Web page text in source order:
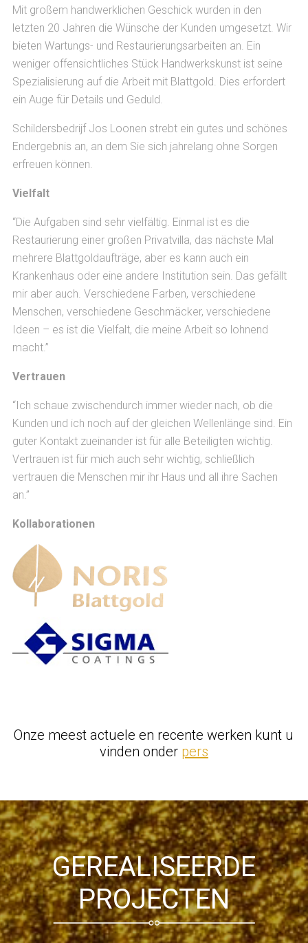
Mit großem handwerklichen Geschick wurden in den
letzten 20 Jahren die Wünsche der Kunden umgesetzt. Wir
bieten Wartungs- und Restaurierungsarbeiten an. Ein
weniger offensichtliches Stück Handwerkskunst ist seine
Spezialisierung auf die Arbeit mit Blattgold. Dies erfordert
ein Auge für Details und Geduld.
Schildersbedrijf Jos Loonen strebt ein gutes und schönes
Endergebnis an, an dem Sie sich jahrelang ohne Sorgen
erfreuen können.
Vielfalt
“Die Aufgaben sind sehr vielfältig. Einmal ist es die
Restaurierung einer großen Privatvilla, das nächste Mal
mehrere Blattgoldaufträge, aber es kann auch ein
Krankenhaus oder eine andere Institution sein. Das gefällt
mir aber auch. Verschiedene Farben, verschiedene
Menschen, verschiedene Geschmäcker, verschiedene
Ideen – es ist die Vielfalt, die meine Arbeit so lohnend
macht.”
Vertrauen
“Ich schaue zwischendurch immer wieder nach, ob die
Kunden und ich noch auf der gleichen Wellenlänge sind. Ein
guter Kontakt zueinander ist für alle Beteiligten wichtig.
Vertrauen ist für mich auch sehr wichtig, schließlich
vertrauen die Menschen mir ihr Haus und all ihre Sachen
an.”
Kollaborationen
Onze meest actuele en recente werken kunt u
vinden onder pers
GEREALISEERDE
PROJECTEN